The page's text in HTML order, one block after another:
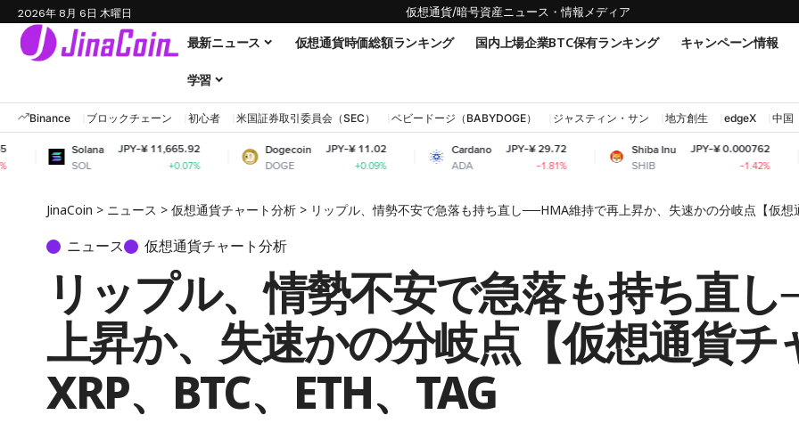
2026年 8月 6日 木曜日 仮想通貨/暗号資産ニュース・情報メディア
最新ニュース 仮想通貨時価総額ランキング 国内上場企業BTC保有ランキング キャンペーン情報
学習
Binance ブロックチェーン 初心者 米国証券取引委員会（SEC） ベビードージ（BABYDOGE） ジャスティン・サン 地方創生 edgeX 中国
JPY-¥ 11,665.92
Dogecoin
JPY-¥ 11.02
+0.09%
JPY-¥ 29.72
-1.81%
Shiba Inu
JPY-¥ 0.000762
JinaCoin > ニュース > 仮想通貨チャート分析 > リップル、情勢不安で急落も持ち直し──HMA維持で再上昇か、失速かの分岐点【仮想
ニュース 仮想通貨チャート分析
リップル、情勢不安で急落も持ち直
上昇か、失速かの分岐点【仮想通貨チ
XRP、BTC、ETH、TAG